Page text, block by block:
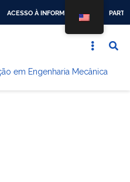
ACESSO À INFORMAÇÃO
em Engenharia Mecânica